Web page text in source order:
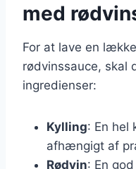
med
For at lave en
rødvinssauce, skal
ingredienser:
Kylling: En hel
afhængigt af
Rødvin: En